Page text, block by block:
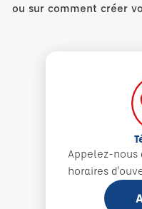
ou sur comment créer
Appelez-nous
horaires